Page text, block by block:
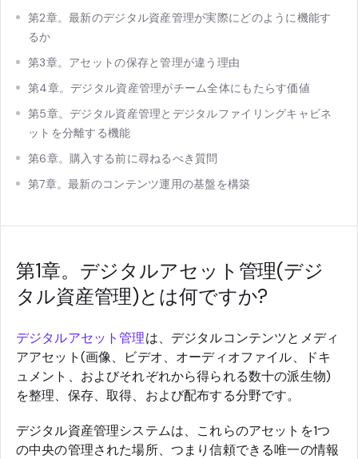
第2章。最新のデジタル資産管理が実際にどのように機能す
るか
第3章。アセットの保存と管理が違う理由
第4章。デジタル資産管理がチーム全体にもたらす価値
第5章。デジタル資産管理とデジタルファイリングキャビネ
ットを分離する機能
第6章。購入する前に尋ねるべき質問
第7章。最新のコンテンツ運用の基盤を構築
第1章。デジタルアセット管理(デジ
タル資産管理)とは何ですか?
デジタルアセット管理は、デジタルコンテンツとメディ
アアセット(画像、ビデオ、オーディオファイル、ドキ
ュメント、およびそれぞれから得られる数十の派生物)
を整理、保存、取得、および配布する分野です。
デジタル資産管理システムは、これらのアセットを1つ
の中央の管理された場所、つまり信頼できる唯一の情報